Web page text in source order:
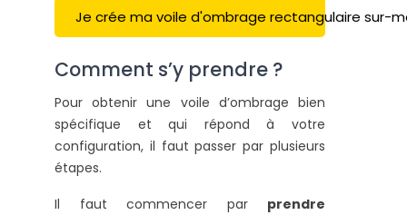
Je crée ma voile d'ombrage rectangulaire sur-
Comment s’y prendre ?
Pour obtenir une voile d’ombrage bien
spécifique et qui répond à votre
configuration, il faut passer par plusieurs
étapes.
Il faut commencer par prendre